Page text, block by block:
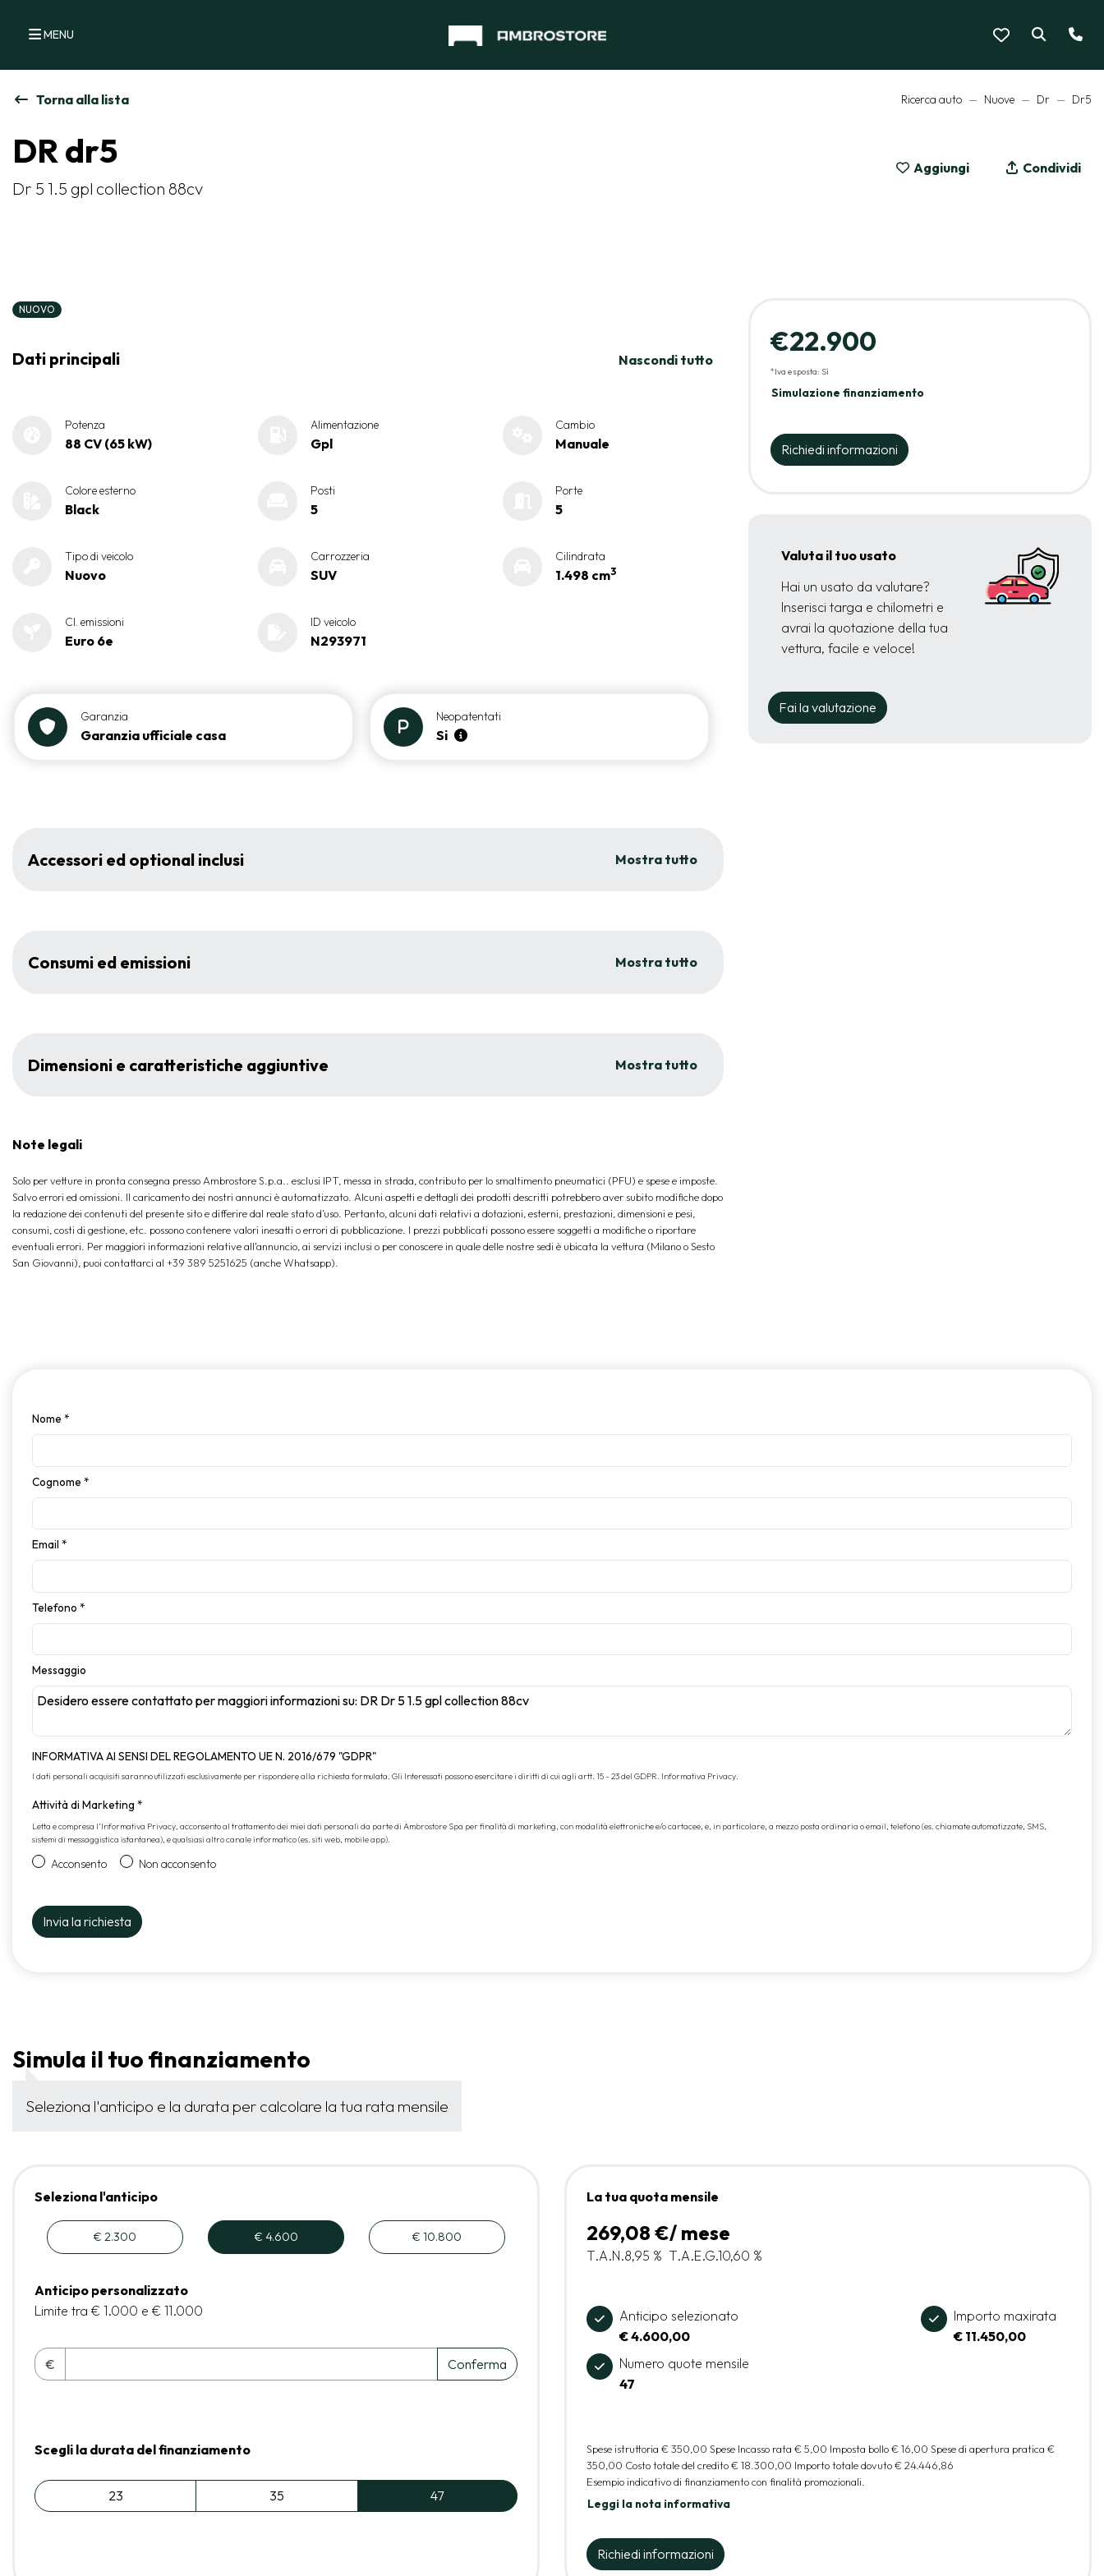
MENU
Torna alla lista Ricerca auto Nuove Dr Dr5
DR dr5
Dr 5 1.5 gpl collection 88cv
Aggiungi Condividi
NUOVO
Dati principali Nascondi tutto
Potenza
88 CV (65 kW)
Alimentazione
Gpl
Cambio
Manuale
Colore esterno
Black
Posti
5
Porte
5
Tipo di veicolo
Nuovo
Carrozzeria
SUV
Cilindrata
1.498 cm3
Cl. emissioni
Euro 6e
ID veicolo
N293971
Garanzia
Garanzia ufficiale casa
Neopatentati
Si
Accessori ed optional inclusi Mostra tutto
Consumi ed emissioni Mostra tutto
Dimensioni e caratteristiche aggiuntive Mostra tutto
Note legali
Solo per vetture in pronta consegna presso Ambrostore S.p.a.. esclusi IPT, messa in strada, contributo per lo smaltimento pneumatici (PFU) e spese e imposte.
Salvo errori ed omissioni. Il caricamento dei nostri annunci è automatizzato. Alcuni aspetti e dettagli dei prodotti descritti potrebbero aver subito modifiche dopo
la redazione dei contenuti del presente sito e differire dal reale stato d’uso. Pertanto, alcuni dati relativi a dotazioni, esterni, prestazioni, dimensioni e pesi,
consumi, costi di gestione, etc. possono contenere valori inesatti o errori di pubblicazione. I prezzi pubblicati possono essere soggetti a modifiche o riportare
eventuali errori. Per maggiori informazioni relative all'annuncio, ai servizi inclusi o per conoscere in quale delle nostre sedi è ubicata la vettura (Milano o Sesto
San Giovanni), puoi contattarci al +39 389 5251625 (anche Whatsapp).
€22.900
*Iva esposta: Sì
Simulazione finanziamento
Richiedi informazioni
Valuta il tuo usato
Hai un usato da valutare?
Inserisci targa e chilometri e
avrai la quotazione della tua
vettura, facile e veloce!
Fai la valutazione
Nome *
Cognome *
Email *
Telefono *
Messaggio
INFORMATIVA AI SENSI DEL REGOLAMENTO UE N. 2016/679 "GDPR"
I dati personali acquisiti saranno utilizzati esclusivamente per rispondere alla richiesta formulata. Gli Interessati possono esercitare i diritti di cui agli artt. 15 - 23 del GDPR. Informativa Privacy.
Attività di Marketing *
Letta e compresa l’Informativa Privacy, acconsento al trattamento dei miei dati personali da parte di Ambrostore Spa per finalità di marketing, con modalità elettroniche e/o cartacee, e, in particolare, a mezzo posta ordinaria o email, telefono (es. chiamate automatizzate, SMS,
sistemi di messaggistica istantanea), e qualsiasi altro canale informatico (es. siti web, mobile app).
Acconsento Non acconsento
Simula il tuo finanziamento
Seleziona l'anticipo e la durata per calcolare la tua rata mensile
Seleziona l'anticipo
€ 2.300 € 4.600 € 10.800
Anticipo personalizzato
Limite tra € 1.000 e € 11.000
€ Conferma
Scegli la durata del finanziamento
23 35 47
La tua quota mensile
269,08 €/ mese
T.A.N.8,95 % T.A.E.G.10,60 %
Anticipo selezionato
€ 4.600,00
Importo maxirata
€ 11.450,00
Numero quote mensile
47
Spese istruttoria € 350,00 Spese Incasso rata € 5,00 Imposta bollo€ 16,00 Spese di apertura pratica €
350,00 Costo totale del credito€ 18.300,00 Importo totale dovuto€ 24.446,86
Esempio indicativo di finanziamento con finalità promozionali.
Leggi la nota informativa
Richiedi informazioni